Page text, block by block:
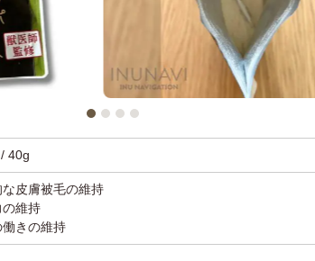
40g
な皮膚被毛の維持
の維持
働きの維持